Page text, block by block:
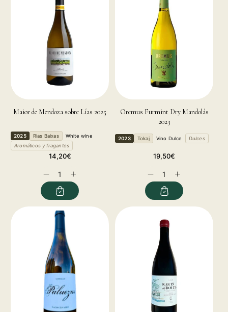
Maior de Mendoza sobre Lías 2025
2025 Rias Baixas
White wine
Aromáticos y fragantes
Regular
14,20€
Decrease
quantity
Increase
quantity
for
Oremus Furmint Dry Mandolás
2023
2023 Tokaj Vino Dulce Dulces
Regular
19,50€
Decrease
quantity
Increase
quantity
for